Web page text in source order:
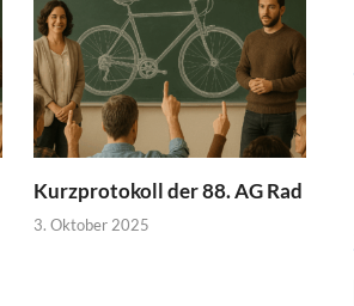
Kurzprotokoll der 88. AG Rad
3. Oktober 2025